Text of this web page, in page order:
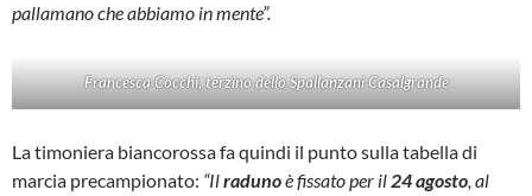
pallamano che abbiamo in mente”.
Francesca Cocchi, terzino dello Spallanzani Casalgrande
La timoniera biancorossa fa quindi il punto sulla tabella di
marcia precampionato: “Ilradunoè fissato per il24 agosto, al